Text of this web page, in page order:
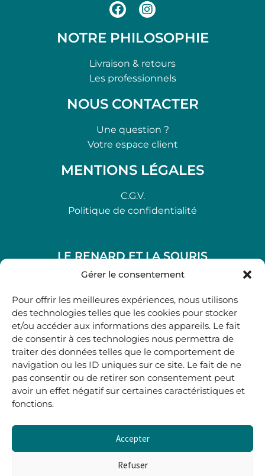
Gérer le consentement
Pour offrir les meilleures expériences, nous utilisons
des technologies telles que les cookies pour stocker
et/ou accéder aux informations des appareils. Le fait
de consentir à ces technologies nous permettra de
traiter des données telles que le comportement de
navigation ou les ID uniques sur ce site. Le fait de ne
pas consentir ou de retirer son consentement peut
avoir un effet négatif sur certaines caractéristiques et
fonctions.
Accepter
Refuser
NOTRE PHILOSOPHIE
Livraison & retours
Les professionnels
NOUS CONTACTER
Une question ?
Votre espace client
MENTIONS LÉGALES
C.G.V.
Politique de confidentialité
LE RENARD ET LA SOURIS
48, rue Maubec 33210 LANGON
05 40 41 37 18
.
MARDI AU SAMEDI
10H00-12H45 | 14H00 -19H00
boutique@lerenardetlasouris.com